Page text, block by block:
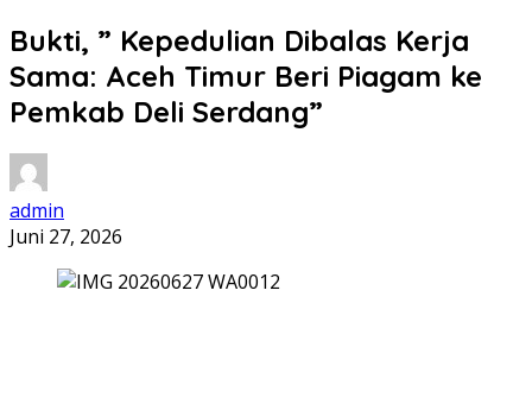
Bukti, ” Kepedulian Dibalas Kerja
Sama: Aceh Timur Beri Piagam ke
Pemkab Deli Serdang”
admin
Juni 27, 2026